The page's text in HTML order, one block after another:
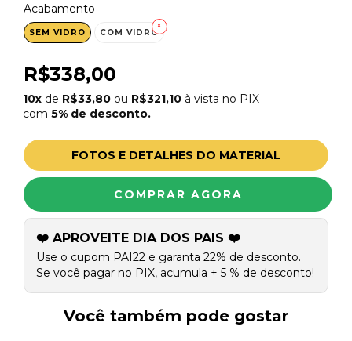
Acabamento
SEM VIDRO COM VIDRO
R$338,00
10x de R$33,80 ou R$321,10 à vista no PIX
com 5% de desconto.
FOTOS E DETALHES DO MATERIAL
❤️ APROVEITE DIA DOS PAIS ❤️
Use o cupom PAI22 e garanta 22% de desconto.
Se você pagar no PIX, acumula + 5 % de desconto!
Você também pode gostar